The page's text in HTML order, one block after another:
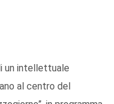
un intellettuale
al centro del